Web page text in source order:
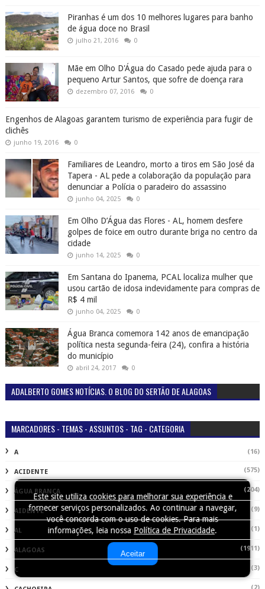
Este site utiliza cookies para melhorar sua experiência e
fornecer serviços personalizados. Ao continuar a navegar,
você concorda com o uso de cookies. Para mais
informações, leia nossa Política de Privacidade.
Aceitar
Piranhas é um dos 10 melhores lugares para banho
de água doce no Brasil
julho 21, 2016 0
Mãe em Olho D'Água do Casado pede ajuda para o
pequeno Artur Santos, que sofre de doença rara
dezembro 07, 2016 0
Engenhos de Alagoas garantem turismo de experiência para fugir de
clichês
junho 19, 2016 0
Familiares de Leandro, morto a tiros em São José da
Tapera - AL pede a colaboração da população para
denunciar a Polícia o paradeiro do assassino
junho 04, 2025 0
Em Olho D’Água das Flores - AL, homem desfere
golpes de foice em outro durante briga no centro da
cidade
junho 14, 2025 0
Em Santana do Ipanema, PCAL localiza mulher que
usou cartão de idosa indevidamente para compras de
R$ 4 mil
junho 04, 2025 0
Água Branca comemora 142 anos de emancipação
política nesta segunda-feira (24), confira a história
do município
abril 24, 2017 0
ADALBERTO GOMES NOTÍCIAS. O BLOG DO SERTÃO DE ALAGOAS
MARCADORES - TEMAS - ASSUNTOS - TAG - CATEGORIA
A (16)
ACIDENTE (575)
ÁGUA BRANCA (204)
AIDENTE (9)
AL (1)
ALAGOAS (1911)
C (3)